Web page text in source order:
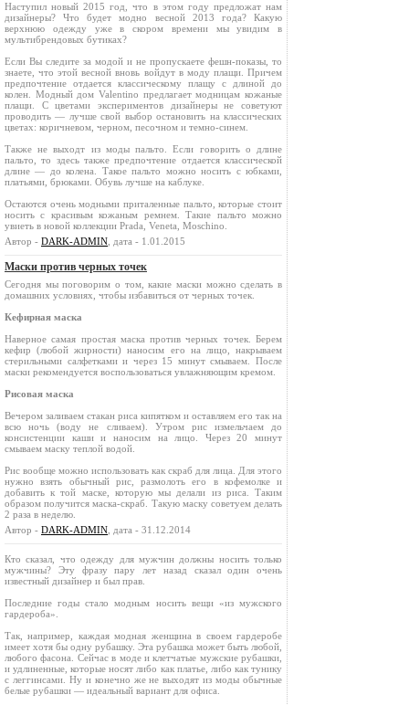
Наступил новый 2015 год, что в этом году предложат нам
дизайнеры? Что будет модно весной 2013 года? Какую
верхнюю одежду уже в скором времени мы увидим в
мультибрендовых бутиках?
Если Вы следите за модой и не пропускаете фешн-показы, то
знаете, что этой весной вновь войдут в моду плащи. Причем
предпочтение отдается классическому плащу с длиной до
колен. Модный дом Valentino предлагает модницам кожаные
плащи. С цветами экспериментов дизайнеры не советуют
проводить — лучше свой выбор остановить на классических
цветах: коричневом, черном, песочном и темно-синем.
Также не выходт из моды пальто. Если говорить о длине
пальто, то здесь также предпочтение отдается классической
длине — до колена. Такое пальто можно носить с юбками,
платьями, брюками. Обувь лучше на каблуке.
Остаются очень модными приталенные пальто, которые стоит
носить с красивым кожаным ремнем. Такие пальто можно
увиеть в новой коллекции Prada, Veneta, Moschino.
Автор - DARK-ADMIN , дата - 1.01.2015
Маски против черных точек
Сегодня мы поговорим о том, какие маски можно сделать в
домашних условиях, чтобы избавиться от черных точек.
Кефирная маска
Наверное самая простая маска против черных точек. Берем
кефир (любой жирности) наносим его на лицо, накрываем
стерильными салфетками и через 15 минут смываем. После
маски рекомендуется воспользоваться увлажняющим кремом.
Рисовая маска
Вечером заливаем стакан риса кипятком и оставляем его так на
всю ночь (воду не сливаем). Утром рис измельчаем до
консистенции каши и наносим на лицо. Через 20 минут
смываем маску теплой водой.
Рис вообще можно использовать как скраб для лица. Для этого
нужно взять обычный рис, размолоть его в кофемолке и
добавить к той маске, которую мы делали из риса. Таким
образом получится маска-скраб. Такую маску советуем делать
2 раза в неделю.
Автор - DARK-ADMIN , дата - 31.12.2014
Кто сказал, что одежду для мужчин должны носить только
мужчины? Эту фразу пару лет назад сказал один очень
известный дизайнер и был прав.
Последние годы стало модным носить вещи «из мужского
гардероба».
Так, например, каждая модная женщина в своем гардеробе
имеет хотя бы одну рубашку. Эта рубашка может быть любой,
любого фасона. Сейчас в моде и клетчатые мужские рубашки,
и удлиненные, которые носят либо как платье, либо как тунику
с леггинсами. Ну и конечно же не выходят из моды обычные
белые рубашки — идеальный вариант для офиса.